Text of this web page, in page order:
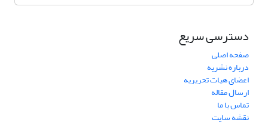
دسترسی سریع
صفحه اصلی
درباره نشریه
اعضای هیات تحریریه
ارسال مقاله
تماس با ما
نقشه سایت